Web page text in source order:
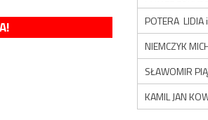
POTERA LIDIA
NIEMCZYK
SŁAWOMIR
KAMIL JAN